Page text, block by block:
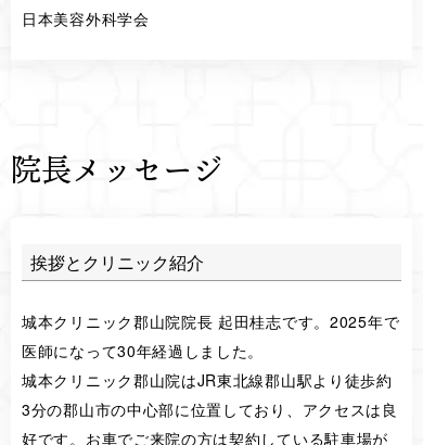
日本美容外科学会
院長メッセージ
挨拶とクリニック紹介
城本クリニック郡山院院長 起田桂志です。2025年で
医師になって30年経過しました。
城本クリニック郡山院はJR東北線郡山駅より徒歩約
3分の郡山市の中心部に位置しており、アクセスは良
好です。お車でご来院の方は契約している駐車場が